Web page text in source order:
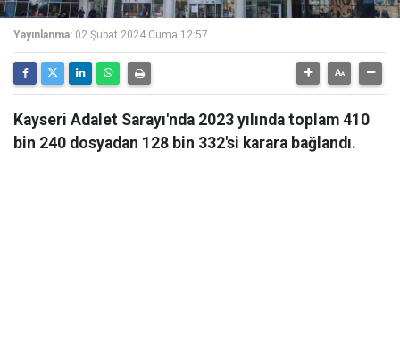
Yayınlanma: 02 Şubat 2024 Cuma 12:57
Kayseri Adalet Sarayı'nda 2023 yılında toplam 410
bin 240 dosyadan 128 bin 332'si karara bağlandı.